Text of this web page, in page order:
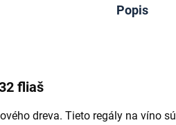
Popis
fliaš
dreva. Tieto regály na víno sú